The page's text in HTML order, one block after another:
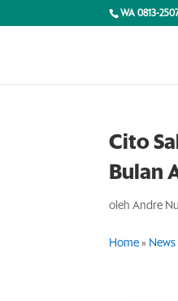
WA 0813-
Cito
Bulan
olehAndre
Home » News